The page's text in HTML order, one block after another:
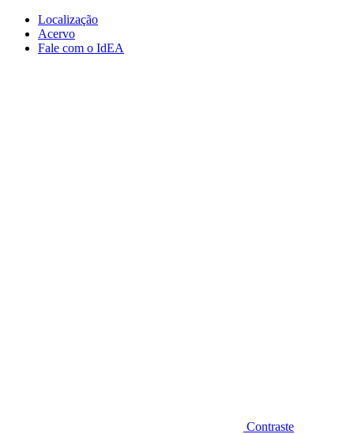
Conteúdo principal
Localização
Acervo
Fale com o IdEA
Contraste